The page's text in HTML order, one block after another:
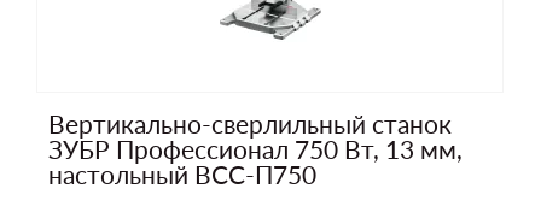
Вертикально-сверлильный станок
ЗУБР Профессионал 750 Вт, 13 мм,
настольный ВСС-П750